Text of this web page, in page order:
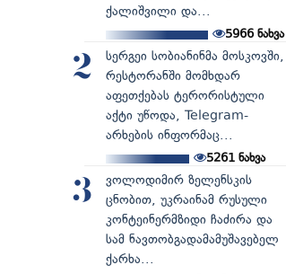
ქალიშვილი და...
5966ნახვა
2
სერგეი სობიანინმა მოსკოვში,
რესტორანში მომხდარ
აფეთქებას ტერორისტული
აქტი უწოდა, Telegram-
არხების ინფორმაც...
5261 ნახვა
3
ვოლოდიმირ ზელენსკის
ცნობით, უკრაინამ რუსული
კონტეინერმზიდი ჩაძირა და
სამ ნავთობგადამამუშავებელ
ქარხა...